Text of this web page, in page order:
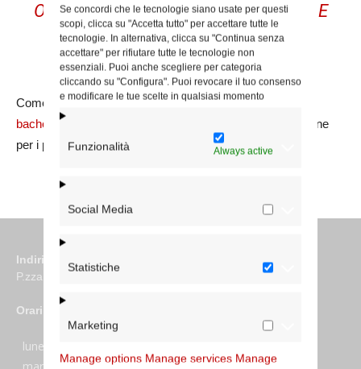
Se concordi che le tecnologie siano usate per questi
scopi, clicca su "Accetta tutto" per accettare tutte le
tecnologie. In alternativa, clicca su "Continua senza
accettare" per rifiutare tutte le tecnologie non
essenziali. Puoi anche scegliere per categoria
cliccando su "Configura". Puoi revocare il tuo consenso
e modificare le tue scelte in qualsiasi momento
Funzionalità Always active
Social Media
Statistiche
Marketing
Manage options Manage services Manage
OLTRE 2.000 PERSONE E PRODUCE LE
COSE PIÙ INCREDIBILI PER LA
COMUNITÀ DI GOTHAM.
Come nuovo utente WordPress, è possibile andare
bachecaper eliminare questa pagina e creare nuove pagine
per i propri contenuti. Buon divertimento!
Indirizzo
P.zza S. Giovanni in Laterano 6 00184 Roma
Orari
lunedi: